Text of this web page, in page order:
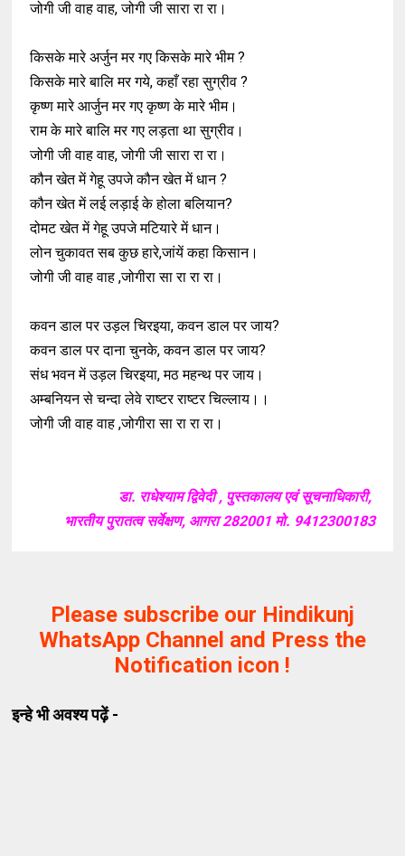
जोगी जी वाह वाह, जोगी जी सारा रा रा।
किसके मारे अर्जुन मर गए किसके मारे भीम ?
किसके मारे बालि मर गये, कहाँ रहा सुग्रीव ?
कृष्ण मारे आर्जुन मर गए कृष्ण के मारे भीम।
राम के मारे बालि मर गए लड़ता था सुग्रीव।
जोगी जी वाह वाह, जोगी जी सारा रा रा।
कौन खेत में गेहू उपजे कौन खेत में धान ?
कौन खेत में लई लड़ाई के होला बलियान?
दोमट खेत में गेहू उपजे मटियारे में धान।
लोन चुकावत सब कुछ हारे,जांयें कहा किसान।
जोगी जी वाह वाह ,जोगीरा सा रा रा रा।
कवन डाल पर उड़ल चिरइया, कवन डाल पर जाय?
कवन डाल पर दाना चुनके, कवन डाल पर जाय?
संध भवन में उड़ल चिरइया, मठ महन्थ पर जाय।
अम्बनियन से चन्दा लेवे राष्टर राष्टर चिल्लाय।।
जोगी जी वाह वाह ,जोगीरा सा रा रा रा।
डा. राधेश्याम द्विवेदी , पुस्तकालय एवं सूचनाधिकारी,
भारतीय पुरातत्व सर्वेक्षण, आगरा 282001 मो. 9412300183
Please subscribe our Hindikunj
WhatsApp Channel and Press the
Notification icon !
इन्हे भी अवश्य पढ़ें -